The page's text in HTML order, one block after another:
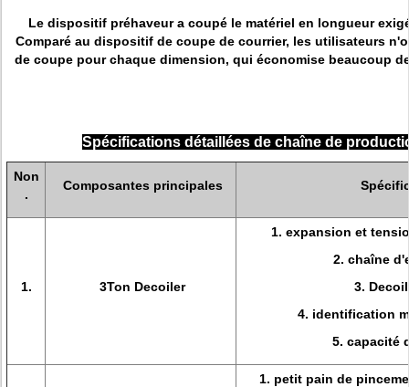
Le dispositif préhaveur a coupé le matériel en longueur
Comparé au dispositif de coupe de courrier, les utilisateurs
de coupe pour chaque dimension, qui économise beaucoup
Spécifications détaillées de chaîne de
Non
.
Composantes principales
1. 3Ton Decoiler
1. expansion et
2. chaîne
3.
4. identification
5. capacité
1. petit pain de